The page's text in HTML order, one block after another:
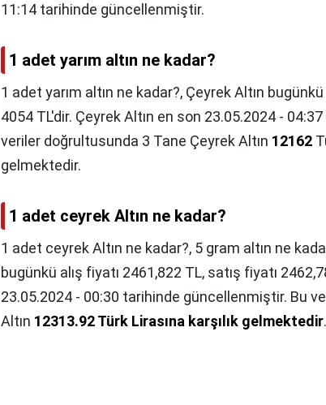
11:14 tarihinde güncellenmiştir.
1 adet yarım altın ne kadar?
1 adet yarım altın ne kadar?, Çeyrek Altın
4054 TL'dir. Çeyrek Altın en son 23.05.2024 -
veriler doğrultusunda 3 Tane Çeyrek Altın 12162
gelmektedir.
1 adet ceyrek Altın ne kadar?
1 adet ceyrek Altın ne kadar?, 5 gram altın ne
bugünkü alış fiyatı 2461,822 TL, satış fiyatı
23.05.2024 - 00:30 tarihinde güncellenmiştir. Bu
Altın 12313.92 Türk Lirasına karşılık gelmektedir.